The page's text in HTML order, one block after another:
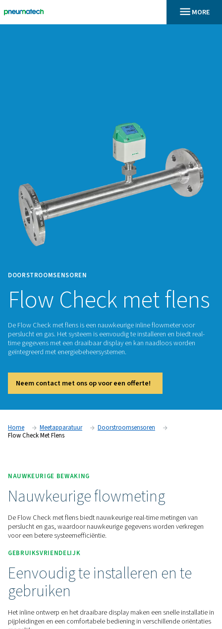
DOORSTROOMSENSOREN
Flow Check met
De Flow Check met flens is een nauwkeurige inline
time gegevens met een draaibaar display en kan naadloos
geïntegreerd met energiebeheersystemen.
Neem contact met ons op voor een offerte!
Home Meetapparatuur
NAUWKEURIGE BEWAKING
Nauwkeurige flowmeting